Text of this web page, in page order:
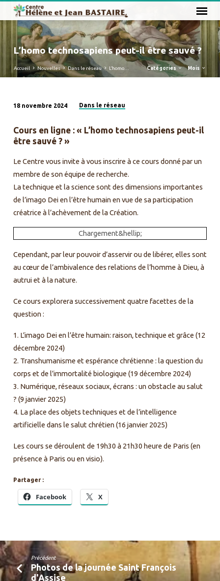
L’homo technosapiens peut-il être sauvé ?
Accueil Nouvelles Dans le réseau L’homo… Catégories Mois
technosapiens
peut-
être
sauvé
?
18 novembre 2024 Dans le réseau
Cours en ligne : « L’homo technosapiens peut-il
être sauvé ? »
Le Centre vous invite à vous inscrire à ce cours donné par un
membre de son équipe de recherche.
La technique et la science sont des dimensions importantes
de l’imago Dei en l’être humain en vue de sa participation
créatrice à l’achèvement de la Création.
Chargement&hellip;
Cependant, par leur pouvoir d’asservir ou de libérer, elles sont
au cœur de l’ambivalence des relations de l’homme à Dieu, à
autrui et à la nature.
Ce cours explorera successivement quatre facettes de la
question :
1. L’imago Dei en l’être humain: raison, technique et grâce (12
décembre 2024)
2. Transhumanisme et espérance chrétienne : la question du
corps et de l’immortalité biologique (19 décembre 2024)
3. Numérique, réseaux sociaux, écrans : un obstacle au salut
? (9 janvier 2025)
4. La place des objets techniques et de l’intelligence
artificielle dans le salut chrétien (16 janvier 2025)
Les cours se déroulent de 19h30 à 21h30 heure de Paris (en
présence à Paris ou en visio).
Partager :
Facebook X
Précédent
Photos de la journée Saint François
d'Assise